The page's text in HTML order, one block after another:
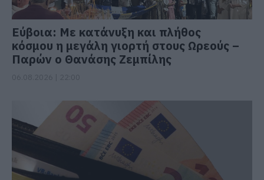
Εύβοια: Με κατάνυξη και πλήθος
κόσμου η μεγάλη γιορτή στους Ωρεούς –
Παρών ο Θανάσης Ζεμπίλης